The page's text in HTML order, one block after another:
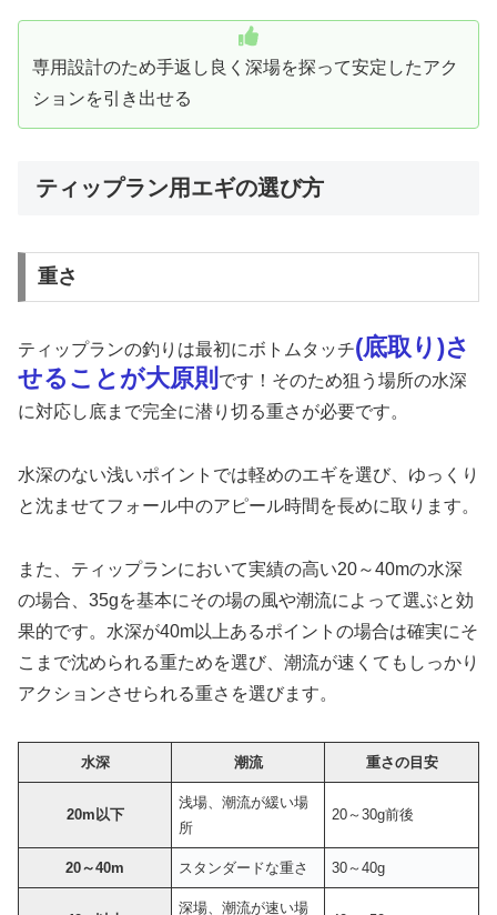
専用設計のため手返し良く深場を探って安定したアク
ションを引き出せる
ティップラン用エギの選び方
重さ
ティップランの釣りは最初にボトムタッチ(底取り)さ
せることが大原則 です！そのため狙う場所の水深
に対応し底まで完全に潜り切る重さが必要です。
水深のない浅いポイントでは軽めのエギを選び、ゆっくり
と沈ませてフォール中のアピール時間を長めに取ります。
また、ティップランにおいて実績の高い20～40mの水深
の場合、35gを基本にその場の風や潮流によって選ぶと効
果的です。水深が40m以上あるポイントの場合は確実にそ
こまで沈められる重ためを選び、潮流が速くてもしっかり
アクションさせられる重さを選びます。
水深 潮流 重さの目安
20m以下
浅場、潮流が緩い場
所
20～30g前後
20～40m スタンダードな重さ 30～40g
深場、潮流が速い場